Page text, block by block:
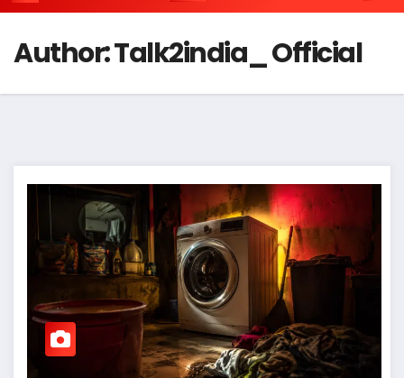
Author:Talk2india_ Official